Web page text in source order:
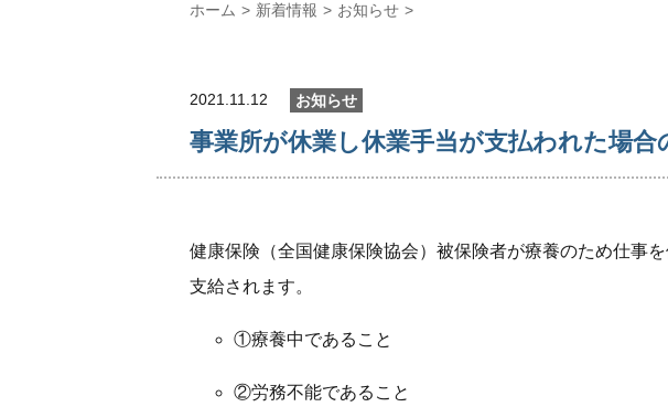
ホーム 新着情報 お知らせ
2021.11.12 お知らせ
事業所が休業し休業手当が支払われた場合
健康保険（全国健康保険協会）被保険者が療養のため仕事
支給されます。
①療養中であること
②労務不能であること